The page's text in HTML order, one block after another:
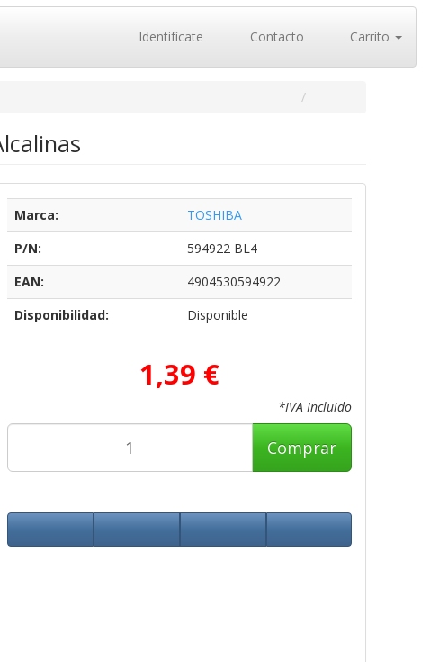
Identifícate Contacto Carrito
Marca:
TOSHIBA
P/N:
594922 BL4
EAN:
4904530594922
Disponibilidad:
Disponible
1,39 €
*IVA Incluido
Comprar